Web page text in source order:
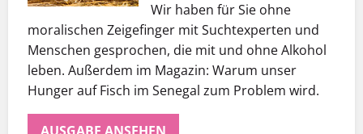
Wir haben für Sie ohne
moralischen Zeigefinger mit Suchtexperten und
Menschen gesprochen, die mit und ohne Alkohol
leben. Außerdem im Magazin: Warum unser
Hunger auf Fisch im Senegal zum Problem wird.